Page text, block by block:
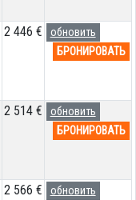
2 446 €
обновить
БРОНИРОВАТЬ
2 514 €
обновить
БРОНИРОВАТЬ
2 566 €
обновить